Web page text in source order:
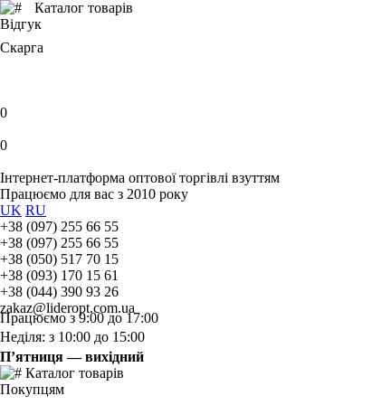
Каталог товарів
Відгук
Скарга
0
0
Інтернет-платформа оптової торгівлі взуттям
Працюємо для вас з 2010 року
UK RU
+38 (097) 255 66 55
+38 (097) 255 66 55
+38 (050) 517 70 15
+38 (093) 170 15 61
+38 (044) 390 93 26
zakaz@lideropt.com.ua
Працюємо з 9:00 до 17:00
Неділя: з 10:00 до 15:00
П’ятниця — вихідний
Каталог товарів
Покупцям